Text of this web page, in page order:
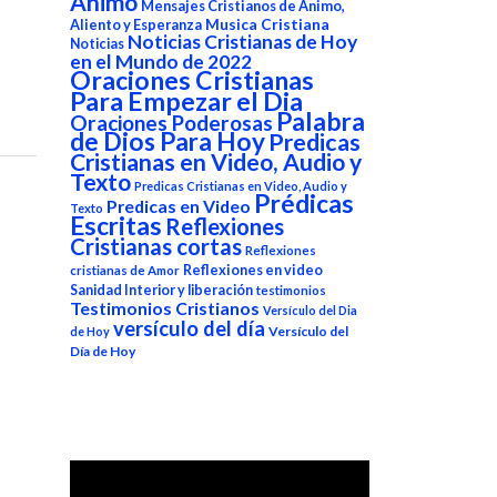
Mensajes Cristianos de Animo,
Aliento y Esperanza Musica Cristiana
Noticias Noticias Cristianas de Hoy
en el Mundo de 2022
Oraciones Cristianas
Para Empezar el Dia
Oraciones Poderosas Palabra
de Dios Para HoyPredicas
Cristianas en Video, Audio y
Texto Predicas Cristianas en Video, Audio y
Texto Predicas en Video Prédicas
Escritas Reflexiones
Cristianas cortas Reflexiones
cristianas de Amor Reflexiones en video
Sanidad Interior y liberación testimonios
Testimonios Cristianos Versículo del Dia
de Hoy versículo del día Versículo del
Día de Hoy
Reproductor